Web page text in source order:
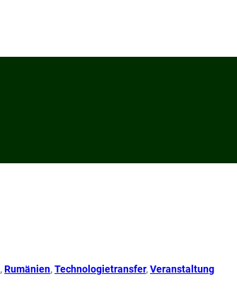
, Rumänien, Technologietransfer, Veranstaltung